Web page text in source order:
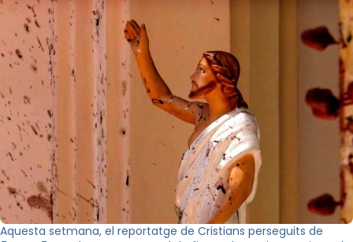
Aquesta setmana, el reportatge de Cristians perseguits de